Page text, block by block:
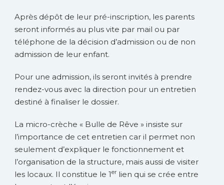
Après dépôt de leur pré-inscription, les parents
seront informés au plus vite par mail ou par
téléphone de la décision d’admission ou de non
admission de leur enfant.
Pour une admission, ils seront invités à prendre
rendez-vous avec la direction pour un entretien
destiné à finaliser le dossier.
La micro-crèche « Bulle de Rêve » insiste sur
l’importance de cet entretien car il permet non
seulement d’expliquer le fonctionnement et
l’organisation de la structure, mais aussi de visiter
les locaux. Il constitue le 1er lien qui se crée entre